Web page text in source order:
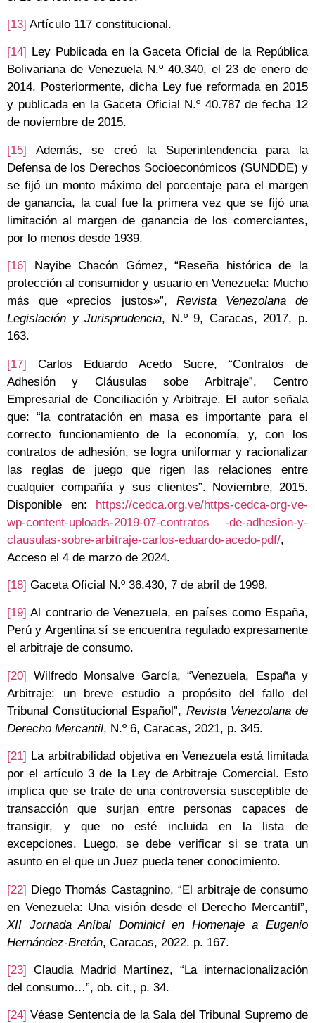
[13] Artículo 117 constitucional.
[14]
Ley Publicada en la Gaceta Oficial de la República
Bolivariana de Venezuela N.º 40.340, el 23 de enero de
2014. Posteriormente, dicha Ley fue reformada en 2015
y publicada en la Gaceta Oficial N.º 40.787 de fecha 12
de noviembre de 2015.
[15] Además, se creó la Superintendencia para la
Defensa de los Derechos Socioeconómicos (SUNDDE) y
se fijó un monto máximo del porcentaje para el margen
de ganancia, la cual fue la primera vez que se fijó una
limitación al margen de ganancia de los comerciantes,
por lo menos desde 1939.
[16]
Nayibe Chacón Gómez, “Reseña histórica de la
protección al consumidor y usuario en Venezuela: Mucho
más que «precios justos»”, Revista Venezolana de
Legislación y Jurisprudencia, N.º 9, Caracas, 2017, p.
163.
[17] Carlos Eduardo Acedo Sucre, “Contratos de
Adhesión y Cláusulas sobe Arbitraje”, Centro
Empresarial de Conciliación y Arbitraje. El autor señala
que: “la contratación en masa es importante para el
correcto funcionamiento de la economía, y, con los
contratos de adhesión, se logra uniformar y racionalizar
las reglas de juego que rigen las relaciones entre
cualquier compañía y sus clientes”. Noviembre, 2015.
Disponible en: https://cedca.org.ve/https-cedca-org-ve-
wp-content-uploads-2019-07-contratos -de-adhesion-y-
clausulas-sobre-arbitraje-carlos-eduardo-acedo-pdf/,
Acceso el 4 de marzo de 2024.
[18] Gaceta Oficial N.º 36.430, 7 de abril de 1998.
[19] Al contrario de Venezuela, en países como España,
Perú y Argentina sí se encuentra regulado expresamente
el arbitraje de consumo.
[20] Wilfredo Monsalve García, “Venezuela, España y
Arbitraje: un breve estudio a propósito del fallo del
Tribunal Constitucional Español”, Revista Venezolana de
Derecho Mercantil, N.º 6, Caracas, 2021, p. 345.
[21]
La arbitrabilidad objetiva en Venezuela está limitada
por el artículo 3 de la Ley de Arbitraje Comercial. Esto
implica que se trate de una controversia susceptible de
transacción que surjan entre personas capaces de
transigir, y que no esté incluida en la lista de
excepciones. Luego, se debe verificar si se trata un
asunto en el que un Juez pueda tener conocimiento.
[22] Diego Thomás Castagnino, “El arbitraje de consumo
en Venezuela: Una visión desde el Derecho Mercantil”,
XII Jornada Aníbal Dominici en Homenaje a Eugenio
Hernández-Bretón, Caracas, 2022. p. 167.
[23] Claudia Madrid Martínez, “La internacionalización
del consumo…”, ob. cit., p. 34.
[24] Véase Sentencia de la Sala del Tribunal Supremo de